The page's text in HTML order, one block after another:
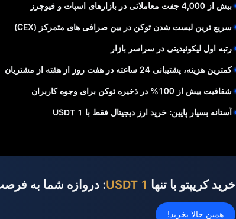
بیش از 4,000 جفت معاملاتی در بازارهای اسپات و فیوچرز
سریع‌ ترین لیست شدن توکن در بین صرافی‌ های متمرکز (CEX)
رتبه اول لیکوئیدیتی در سراسر بازار
کمترین هزینه، پشتیبانی 24 ساعته در هفت روز از هفته از مشتریان
شفافیت بیش از 100% در ذخیره توکن برای وجوه کاربران
آستانه بسیار پایین: خرید ارز دیجیتال فقط با 1 USDT
خرید کریپتو با تنها 1 USDT : دروازه شما به فرصت‌
همین حالا بخرید!